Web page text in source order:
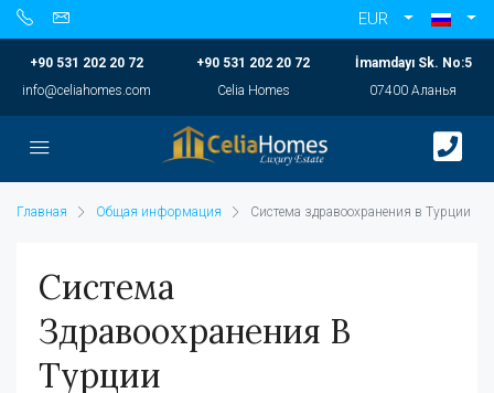
EUR
+90 531 202 20 72
info@celiahomes.com
+90 531 202 20 72
Celia Homes
İmamdayı Sk. No:5
07400 Аланья
Главная Общая информация Система здравоохранения в Турции
Система
Здравоохранения В
Турции